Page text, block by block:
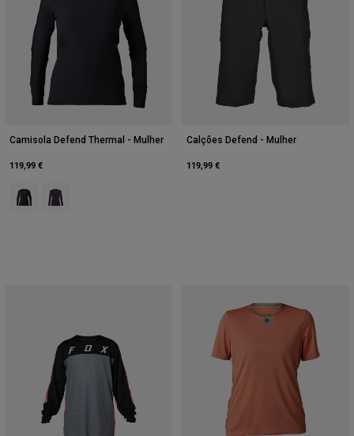
Camisola Defend Thermal - Mulher
119,99 €
Product swatch type of Preto.
Product swatch type of Púrpura Escuro.
Calções Defend - Mulher
119,99 €